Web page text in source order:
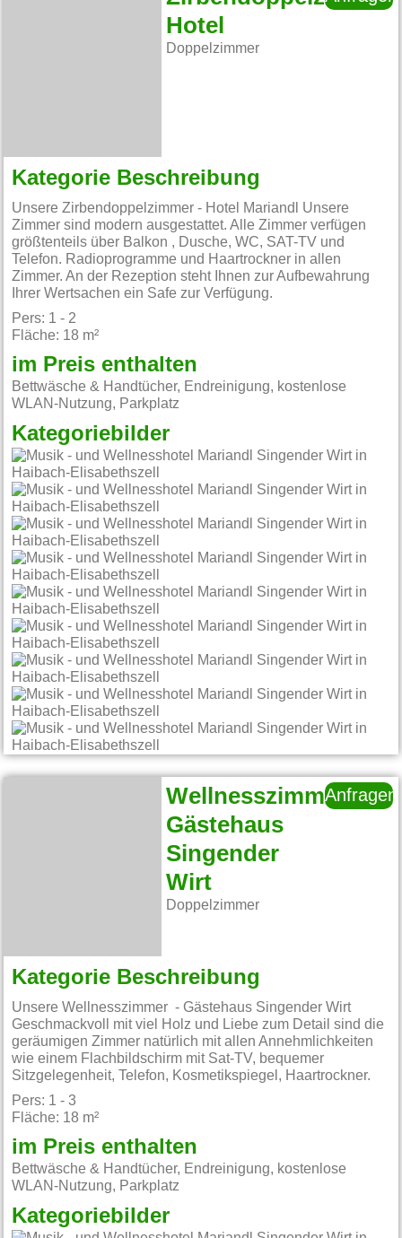
Hotel
Doppelzimmer
Kategorie Beschreibung
Unsere Zirbendoppelzimmer - Hotel Mariandl Unsere
Zimmer sind modern ausgestattet. Alle Zimmer verfügen
größtenteils über Balkon , Dusche, WC, SAT-TV und
Telefon. Radioprogramme und Haartrockner in allen
Zimmer. An der Rezeption steht Ihnen zur Aufbewahrung
Ihrer Wertsachen ein Safe zur Verfügung.
Pers: 1 - 2
Fläche: 18 m²
im Preis enthalten
Bettwäsche & Handtücher, Endreinigung, kostenlose
WLAN-Nutzung, Parkplatz
Kategoriebilder
Wellnesszimmer
Gästehaus
Singender
Wirt
Doppelzimmer
Anfragen
Kategorie Beschreibung
Unsere Wellnesszimmer - Gästehaus Singender Wirt
Geschmackvoll mit viel Holz und Liebe zum Detail sind die
geräumigen Zimmer natürlich mit allen Annehmlichkeiten
wie einem Flachbildschirm mit Sat-TV, bequemer
Sitzgelegenheit, Telefon, Kosmetikspiegel, Haartrockner.
Pers: 1 - 3
Fläche: 18 m²
im Preis enthalten
Bettwäsche & Handtücher, Endreinigung, kostenlose
WLAN-Nutzung, Parkplatz
Kategoriebilder